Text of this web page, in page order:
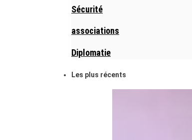
Sécurité
associations
Diplomatie
Les plus récents